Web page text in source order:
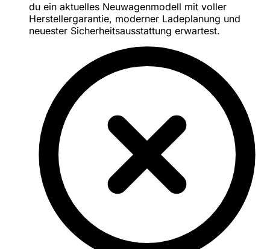
du ein aktuelles Neuwagenmodell mit voller
Herstellergarantie, moderner Ladeplanung und
neuester Sicherheitsausstattung erwartest.